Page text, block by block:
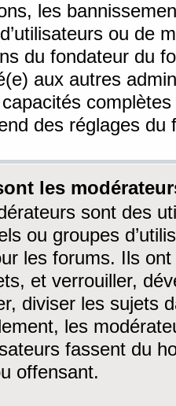
les
ou de
du fondateur du
aux autres
des réglages du
les
sont des
ou groupes
les forums. Ils ont
et verrouiller,
diviser les sujets
les
fassent du
offensant.